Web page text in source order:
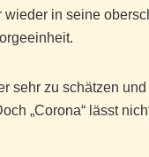
in seine
sehr zu schätzen
„Corona“ lässt